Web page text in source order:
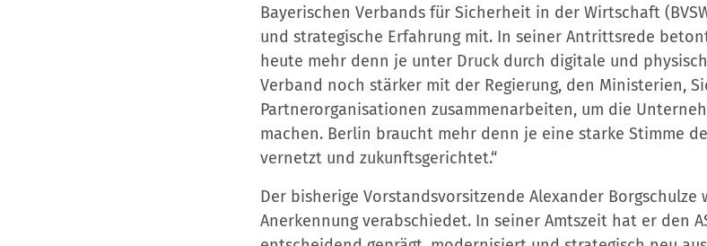
Bayerischen Verbands für Sicherheit in der Wirtschaft
und strategische Erfahrung mit. In seiner Antrittsrede
heute mehr denn je unter Druck durch digitale und
Verband noch stärker mit der Regierung, den Ministerien,
Partnerorganisationen zusammenarbeiten, um die
machen. Berlin braucht mehr denn je eine starke Stimme
vernetzt und zukunftsgerichtet.“
Der bisherige Vorstandsvorsitzende Alexander Borgschulze
Anerkennung verabschiedet. In seiner Amtszeit hat er den